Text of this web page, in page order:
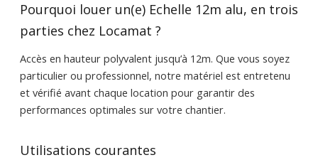
Pourquoi louer un(e) Echelle 12m alu, en trois
parties chez Locamat ?
Accès en hauteur polyvalent jusqu’à 12m. Que vous soyez
particulier ou professionnel, notre matériel est entretenu
et vérifié avant chaque location pour garantir des
performances optimales sur votre chantier.
Utilisations courantes